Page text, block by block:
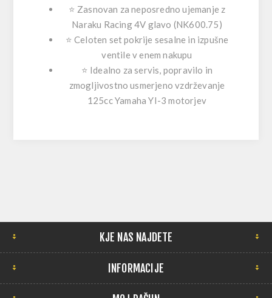
⭐ Zasnovan za neposredno ujemanje z
Naraku Racing 4V glavo (NK600.75)
⭐ Celoten set pokrije sesalne in izpušne
ventile v enem nakupu
⭐ Idealno za servis, popravilo in
zmogljivostno usmerjeno vzdrževanje
125cc Yamaha YI-3 motorjev
KJE NAS NAJDETE
INFORMACIJE